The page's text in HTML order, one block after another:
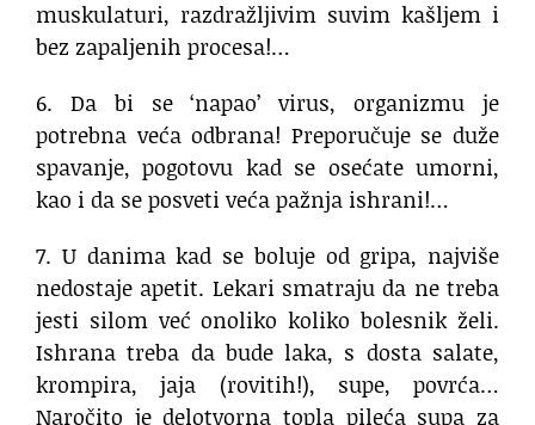
muskulaturi, razdražljivim suvim kašljem i
bez zapaljenih procesa!…
6. Da bi se ‘napao’ virus, organizmu je
potrebna veća odbrana! Preporučuje se duže
spavanje, pogotovu kad se osećate umorni,
kao i da se posveti veća pažnja ishrani!…
7. U danima kad se boluje od gripa, najviše
nedostaje apetit. Lekari smatraju da ne treba
jesti silom već onoliko koliko bolesnik želi.
Ishrana treba da bude laka, s dosta salate,
krompira, jaja (rovitih!), supe, povrća…
Naročito je delotvorna topla pileća supa za